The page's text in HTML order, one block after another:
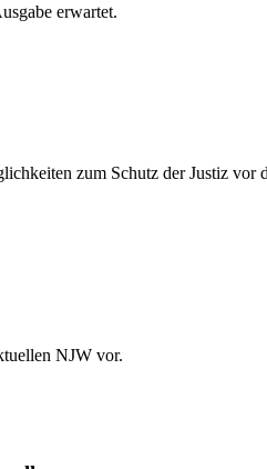
erwartet.
zum Schutz der Justiz
NJW vor.